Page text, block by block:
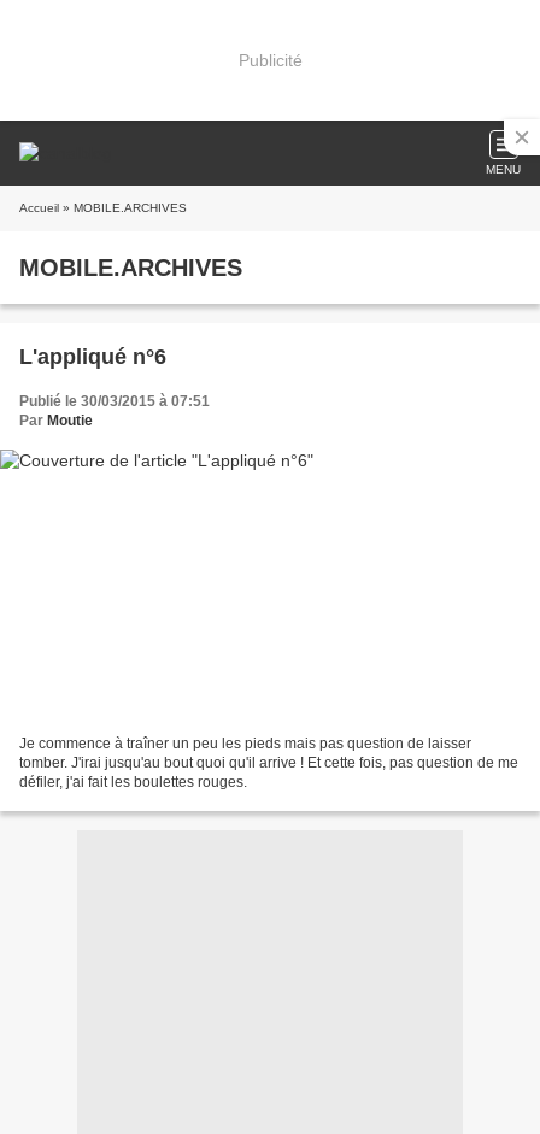
Publicité
MENU
Accueil » MOBILE.ARCHIVES
MOBILE.ARCHIVES
L'appliqué n°6
Publié le 30/03/2015 à 07:51
Par Moutie
Je commence à traîner un peu les pieds mais pas question de laisser
tomber. J'irai jusqu'au bout quoi qu'il arrive ! Et cette fois, pas question de me
défiler, j'ai fait les boulettes rouges.